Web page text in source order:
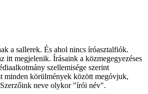
a sallerek. És ahol nincs íróasztalfiók.
itt megjelenik. Írásaink a közmegegyezéses
szellemisége szerint
minden körülmények között megóvjuk,
neve olykor "írói név".